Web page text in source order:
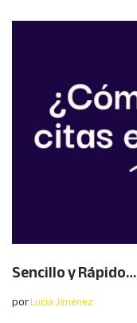
Sencillo y Rápido…
porLucia Jiménez